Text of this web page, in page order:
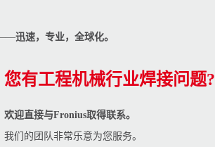
——迅速，专业，全球化。
您有工程机械行业焊接问题?
欢迎直接与Fronius取得联系。
我们的团队非常乐意为您服务。